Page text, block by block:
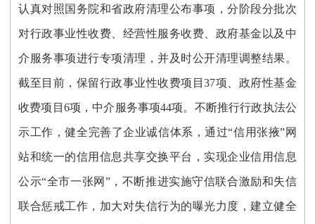
认真对照国务院和省政府清理公布事项，分阶段分批次
对行政事业性收费、经营性服务收费、政府基金以及中
介服务事项进行专项清理，并及时公开清理调整结果。
截至目前，保留行政事业性收费项目37项、政府性基金
收费项目6项，中介服务事项44项。不断推行行政执法公
示工作，健全完善了企业诚信体系，通过“信用张掖”网
站和统一的信用信息共享交换平台，实现企业信用信息
公示“全市一张网”，不断推进实施守信联合激励和失信
联合惩戒工作，加大对失信行为的曝光力度，建立健全